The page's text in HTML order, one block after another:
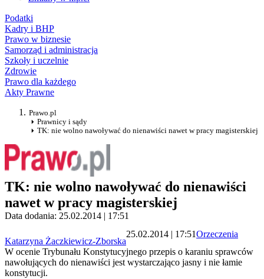
Podatki
Kadry i BHP
Prawo w biznesie
Samorząd i administracja
Szkoły i uczelnie
Zdrowie
Prawo dla każdego
Akty Prawne
Prawo.pl
Prawnicy i sądy
TK: nie wolno nawoływać do nienawiści nawet w pracy magisterskiej
TK: nie wolno nawoływać do nienawiści
nawet w pracy magisterskiej
Data dodania: 25.02.2014 | 17:51
Katarzyna Żaczkiewicz-Zborska
25.02.2014 | 17:51Orzeczenia
W ocenie Trybunału Konstytucyjnego przepis o karaniu sprawców
nawołujących do nienawiści jest wystarczająco jasny i nie łamie
konstytucji.